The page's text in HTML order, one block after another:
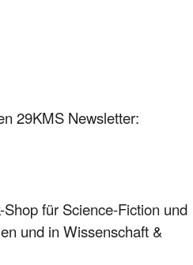
29KMS Newsletter:
für Science-Fiction und
und in Wissenschaft &